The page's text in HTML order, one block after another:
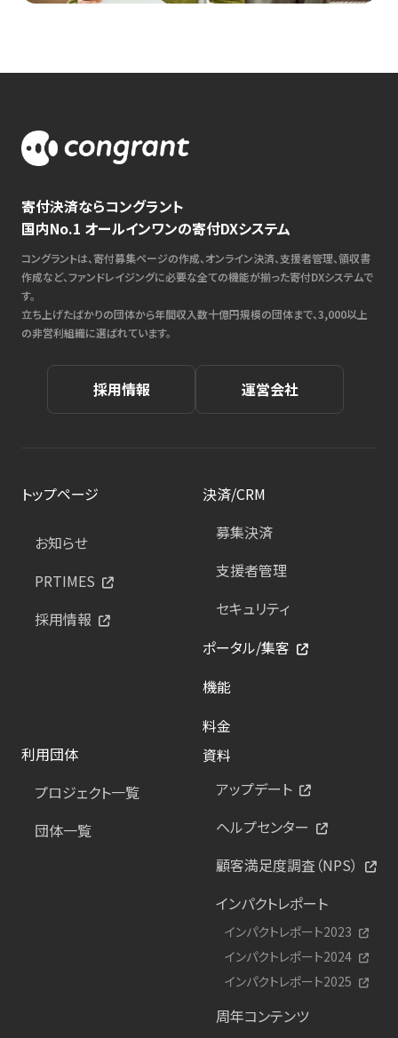
寄付決済ならコングラント
国内No.1 オールインワンの寄付DXシステム
コングラントは、寄付募集ページの作成、オンライン決済、支援者管理、領収書
作成など、ファンドレイジングに必要な全ての機能が揃った寄付DXシステムで
す。
立ち上げたばかりの団体から年間収入数十億円規模の団体まで、3,000以上
の非営利組織に選ばれています。
採用情報 運営会社
トップページ
お知らせ
PRTIMES
採用情報
決済/CRM
募集決済
支援者管理
セキュリティ
ポータル/集客
機能
料金
利用団体
プロジェクト一覧
団体一覧
資料
アップデート
ヘルプセンター
顧客満足度調査（NPS）
インパクトレポート
インパクトレポート2023
インパクトレポート2024
インパクトレポート2025
周年コンテンツ